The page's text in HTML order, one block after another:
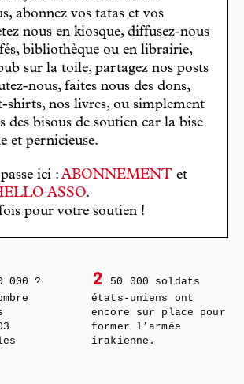
abonnez vos tatas et vos
nous en kiosque, diffusez-nous
bibliothèque ou en librairie,
sur la toile, partagez nos posts
nous, faites nous des dons,
shirts, nos livres, ou simplement
des bisous de soutien car la bise
et pernicieuse.
ici : ABONNEMENT et
ASSO.
pour votre soutien !
000 ?
2
50 000 soldats
états-uniens ont
encore sur place pour
former l’armée
irakienne.